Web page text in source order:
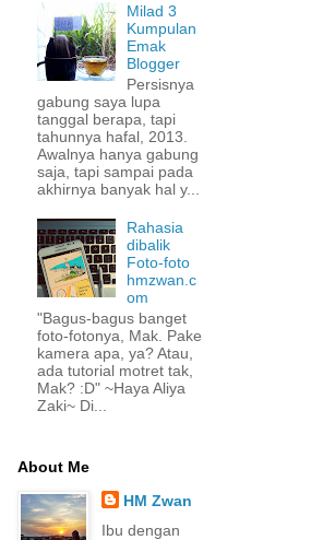
Milad 3
Kumpulan
Emak
Blogger
Persisnya
gabung saya lupa
tanggal berapa, tapi
tahunnya hafal, 2013.
Awalnya hanya gabung
saja, tapi sampai pada
akhirnya banyak hal y...
Rahasia
dibalik
Foto-foto
hmzwan.c
om
"Bagus-bagus banget
foto-fotonya, Mak. Pake
kamera apa, ya? Atau,
ada tutorial motret tak,
Mak? :D" ~Haya Aliya
Zaki~ Di...
About Me
HM Zwan
Ibu dengan